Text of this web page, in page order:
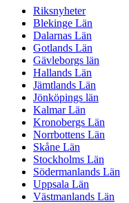
Riksnyheter
Blekinge Län
Dalarnas Län
Gotlands Län
Gävleborgs län
Hallands Län
Jämtlands Län
Jönköpings län
Kalmar Län
Kronobergs Län
Norrbottens Län
Skåne Län
Stockholms Län
Södermanlands Län
Uppsala Län
Västmanlands Län